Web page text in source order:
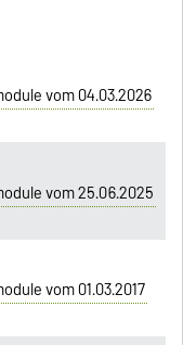
vom 04.03.2026
vom 25.06.2025
vom 01.03.2017